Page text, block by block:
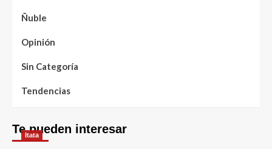
Ñuble
Opinión
Sin Categoría
Tendencias
Te pueden interesar
Itata